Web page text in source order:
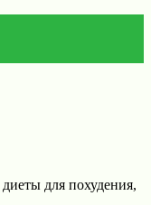
для похудения,